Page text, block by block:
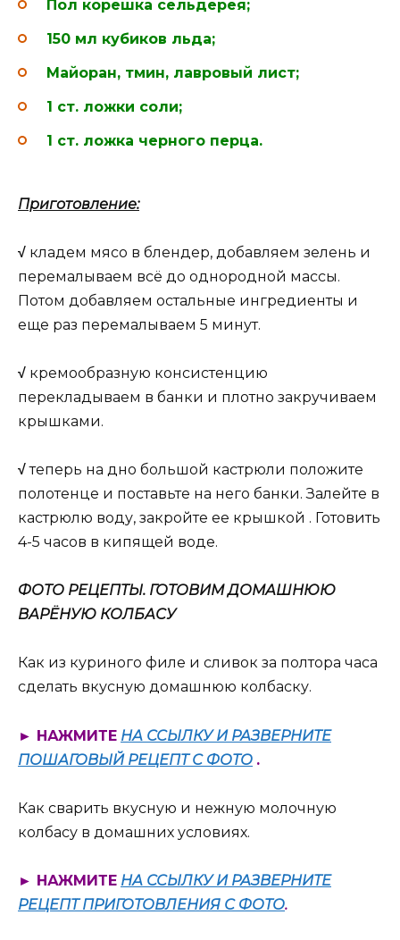
Пол корешка сельдерея;
150 мл кубиков льда;
Майоран, тмин, лавровый лист;
1 ст. ложки соли;
1 ст. ложка черного перца.
Приготовление:
√ кладем мясо в блендер, добавляем зелень и
перемалываем всё до однородной массы.
Потом добавляем остальные ингредиенты и
еще раз перемалываем 5 минут.
√ кремообразную консистенцию
перекладываем в банки и плотно закручиваем
крышками.
√теперь на дно большой кастрюли положите
полотенце и поставьте на него банки. Залейте в
кастрюлю воду, закройте ее крышкой . Готовить
4-5 часов в кипящей воде.
ФОТО РЕЦЕПТЫ. ГОТОВИМ ДОМАШНЮЮ
ВАРЁНУЮ КОЛБАСУ
Как из куриного филе и сливок за полтора часа
сделать вкусную домашнюю колбаску.
► НАЖМИТЕ НА ССЫЛКУ И РАЗВЕРНИТЕ
ПОШАГОВЫЙ РЕЦЕПТ С ФОТО .
Как сварить вкусную и нежную молочную
колбасу в домашних условиях.
► НАЖМИТЕ НА ССЫЛКУ И РАЗВЕРНИТЕ
РЕЦЕПТ ПРИГОТОВЛЕНИЯ С ФОТО.